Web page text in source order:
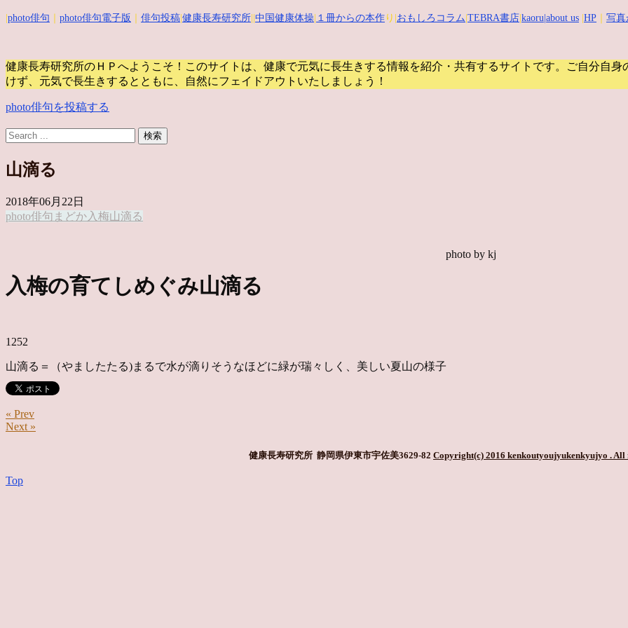
photo俳句 photo俳句電子版 俳句投稿 健康長寿研究所 中国健康体操 １冊からの本作 り| おもしろコラム TEBRA書店 kaoru |about us HP 写真
健康長寿研究所のＨＰへようこそ！このサイトは、健康で元気に長生きする情報を紹介・共有するサイトです。
ご自分自身
けず、元気で長生きするとともに、自然にフェイドアウトいたしましょう！
photo俳句を投稿する
山滴る
2018年06月22日
photo俳句 まどか 入梅山滴る
photo by kj
入梅の育てしめぐみ山滴る
1252
山滴る＝（やましたたる)まるで水が滴りそうなほどに緑が瑞々しく、美しい夏山の様子
« Prev
Next »
健康長寿研究所 静岡県伊東市宇佐美3629-82 Copyright(c) 2016 kenkoutyoujyukenkyujyo . All
Top